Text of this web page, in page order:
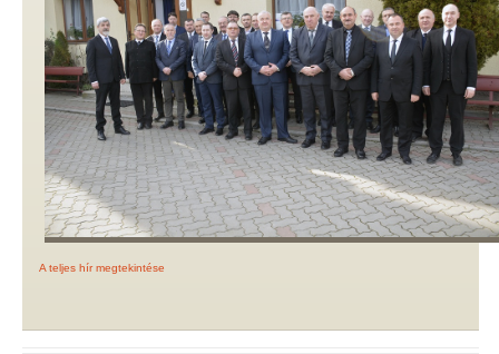
A teljes hír megtekintése